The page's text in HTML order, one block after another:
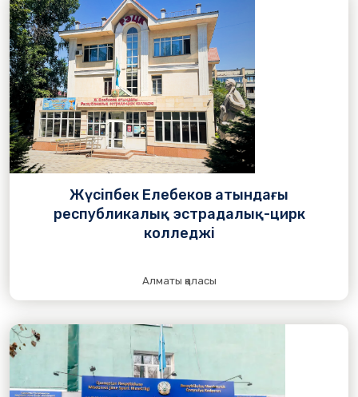
Жүсіпбек Елебеков атындағы
республикалық эстрадалық-цирк
колледжі
Алматы қаласы